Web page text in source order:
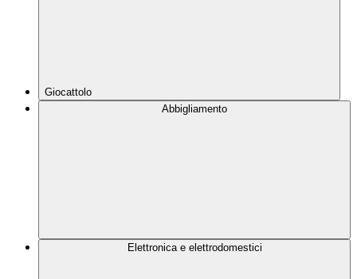
Giocattolo
Abbigliamento
Elettronica e elettrodomestici